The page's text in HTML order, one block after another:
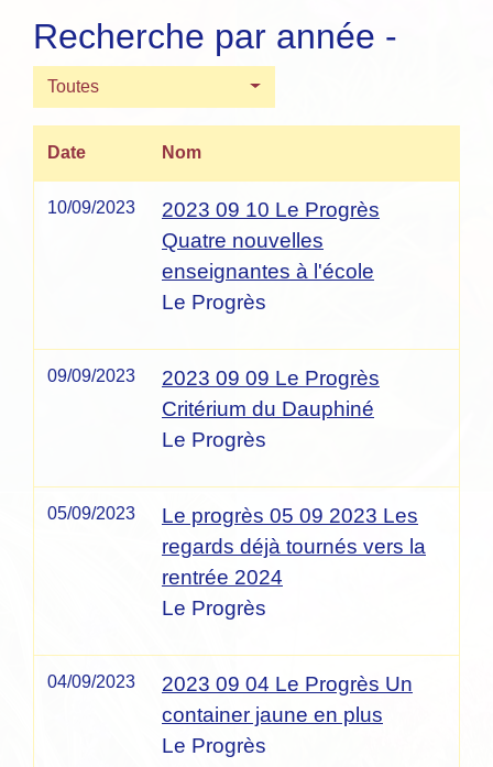
Recherche par année -
Toutes
Date Nom
10/09/2023
2023 09 10 Le Progrès
Quatre nouvelles
enseignantes à l'école
Le Progrès
09/09/2023
2023 09 09 Le Progrès
Critérium du Dauphiné
Le Progrès
05/09/2023
Le progrès 05 09 2023 Les
regards déjà tournés vers la
rentrée 2024
Le Progrès
04/09/2023
2023 09 04 Le Progrès Un
container jaune en plus
Le Progrès